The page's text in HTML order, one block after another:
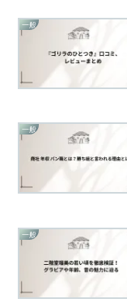
一般
一般
一般